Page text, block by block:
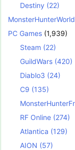
Destiny (22)
MonsterHunterWorld
PC Games (1,939)
Steam (22)
GuildWars (420)
Diablo3 (24)
C9 (135)
RF Online (274)
Atlantica (129)
AION (57)